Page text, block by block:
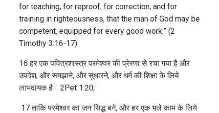
for teaching, for reproof, for correction, and for
training in righteousness, that the man of God may be
competent, equipped for every good work.” (2
Timothy 3:16-17).
16 हर एक पवित्रशास्‍त्र परमेश्वर की प्रेरणा से रचा गया है और
उपदेश, और समझाने, और सुधारने, और धर्म की शिक्षा के लिये
लाभदायक है। 2Pet 1:20;
17 ताकि परमेश्वर का जन सिद्ध बने, और हर एक भले काम के लिये